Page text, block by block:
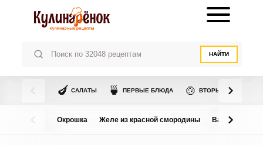
НАЙТИ
🍆 САЛАТЫ 🍵 ПЕРВЫЕ БЛЮДА 🍲 ВТОРЫЕ БЛЮДА
Окрошка Желе из красной смородины Варенье из